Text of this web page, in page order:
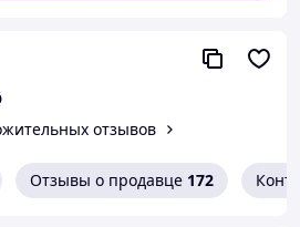
отзывов
Отзывы о продавце 172